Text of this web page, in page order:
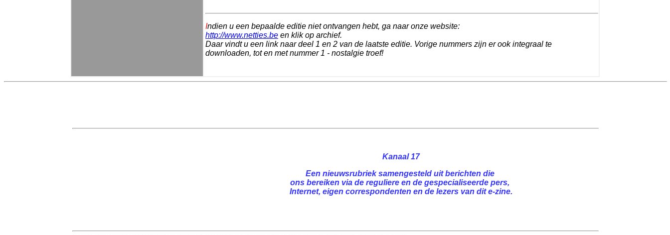
Indien u een bepaalde editie niet ontvangen hebt, ga naar onze website:
http://www.netties.be en klik op archief.
Daar vindt u een link naar deel 1 en 2 van de laatste editie. Vorige nummers zijn er ook integraal te
downloaden, tot en met nummer 1 - nostalgie troef!
Kanaal 17
Een nieuwsrubriek samengesteld uit berichten die
ons bereiken via de reguliere en de gespecialiseerde pers,
Internet, eigen correspondenten en de lezers van dit e-zine.